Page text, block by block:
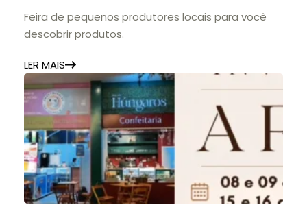
Feira de pequenos produtores locais para você
descobrir produtos.
LER MAIS